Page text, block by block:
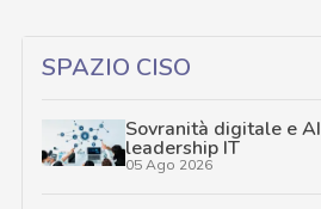
SPAZIO CISO
Sovranità digitale e
leadership IT
05 Ago 2026